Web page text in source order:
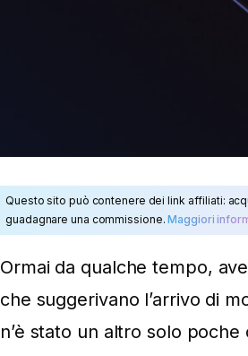
Questo sito può contenere dei link affiliati:
guadagnare una commissione.Maggiori
Ormai da qualche tempo,
che suggerivano l’arrivo di
n’è stato un altro solo poche